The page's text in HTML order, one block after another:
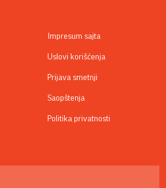
Impresum sajta
Uslovi korišćenja
Prijava smetnji
Saopštenja
Politika privatnosti